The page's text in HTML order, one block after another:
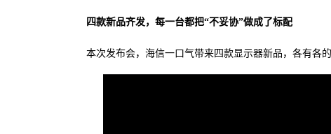
四款新品齐发，每一台都把“不妥协”做成了标配
本次发布会，海信一口气带来四款显示器新品，各有各的